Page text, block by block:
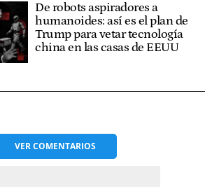
De robots aspiradores a
humanoides: así es el plan de
Trump para vetar tecnología
china en las casas de EEUU
VERCOMENTARIOS